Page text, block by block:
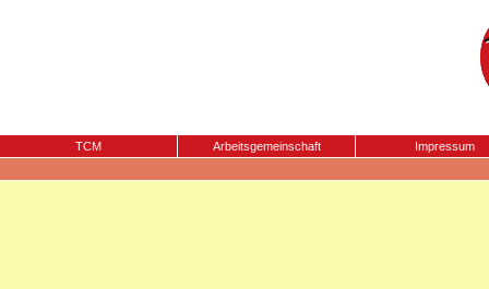
TCM Arbeitsgemeinschaft Impressum